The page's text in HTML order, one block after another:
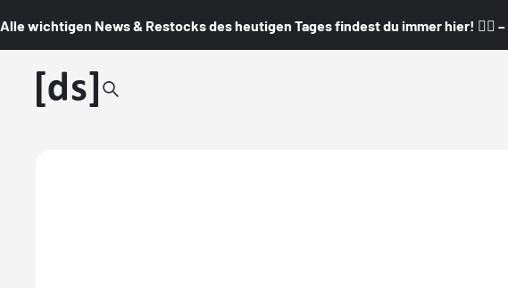
Alle wichtigen News & Restocks des heutigen Tages findest du immer hier! 👇🏼 –